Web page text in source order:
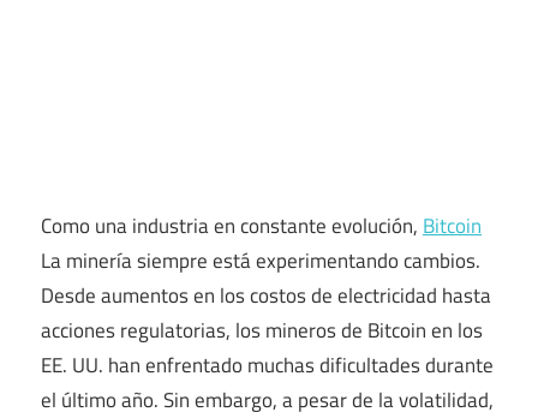
Como una industria en constante evolución, Bitcoin
La minería siempre está experimentando cambios.
Desde aumentos en los costos de electricidad hasta
acciones regulatorias, los mineros de Bitcoin en los
EE. UU. han enfrentado muchas dificultades durante
el último año. Sin embargo, a pesar de la volatilidad,